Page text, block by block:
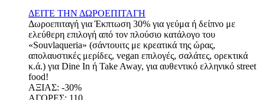
ΔΕΙΤΕ ΤΗΝ ΔΩΡΟΕΠΙΤΑΓΗ
Δωροεπιταγή για Έκπτωση 30% για γεύμα ή δείπνο με
ελεύθερη επιλογή από τον πλούσιο κατάλογο του
«Souvlaqueria» (σάντουιτς με κρεατικά της ώρας,
απολαυστικές μερίδες, vegan επιλογές, σαλάτες, ορεκτικά
κ.ά.) για Dine In ή Take Away, για αυθεντικό ελληνικό street
food!
ΑΞΙΑΣ: -30%
ΑΓΟΡΕΣ: 110